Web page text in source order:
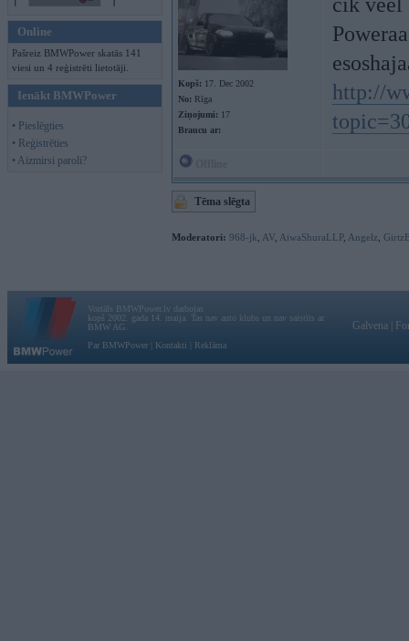
Online
Pašreiz BMWPower skatās 141
viesi un 4 reģistrēti lietotāji.
Ienākt BMWPower
• Pieslēgties
• Reģistrēties
• Aizmirsi paroli?
Kopš: 17. Dec 2002
No: Rīga
Ziņojumi: 17
Braucu ar:
http://
Tēma slēgta
Moderatori: 968-jk AV AiwaShuraLLP, Angelz
Vortāls BMWPower.lv darbojas
kopš 2002. gada 14. maija. Tas nav auto klubs un nav saistīts ar
BMW AG.
Par BMWPower
Kontakti Reklāma
Galvena